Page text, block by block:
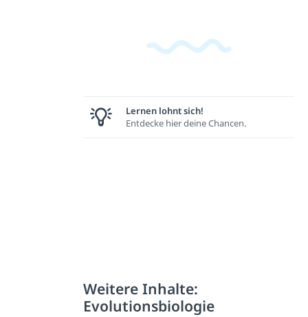
Lernen lohnt sich!
Entdecke hier deine Chancen.
Weitere Inhalte:
Evolutionsbiologie